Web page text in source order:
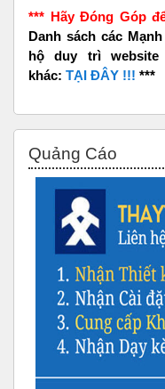
*** Hãy Đóng Góp
Danh sách các
hộ duy trì
khác: TẠI ĐÂY !!! ***
Quảng Cáo